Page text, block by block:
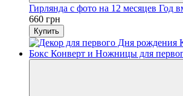
Гирлянда с фото на 12 месяцев Год
660 грн
Купить